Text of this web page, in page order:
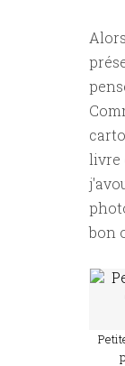
livre
bon